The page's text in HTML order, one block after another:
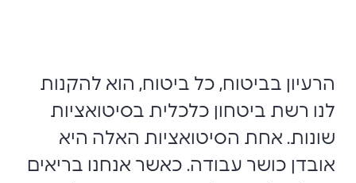
הרעיון בביטוח, כל ביטוח, הוא להקנות
לנו רשת ביטחון כלכלית בסיטואציות
שונות. אחת הסיטואציות האלה היא
אובדן כושר עבודה. כאשר אנחנו בריאים